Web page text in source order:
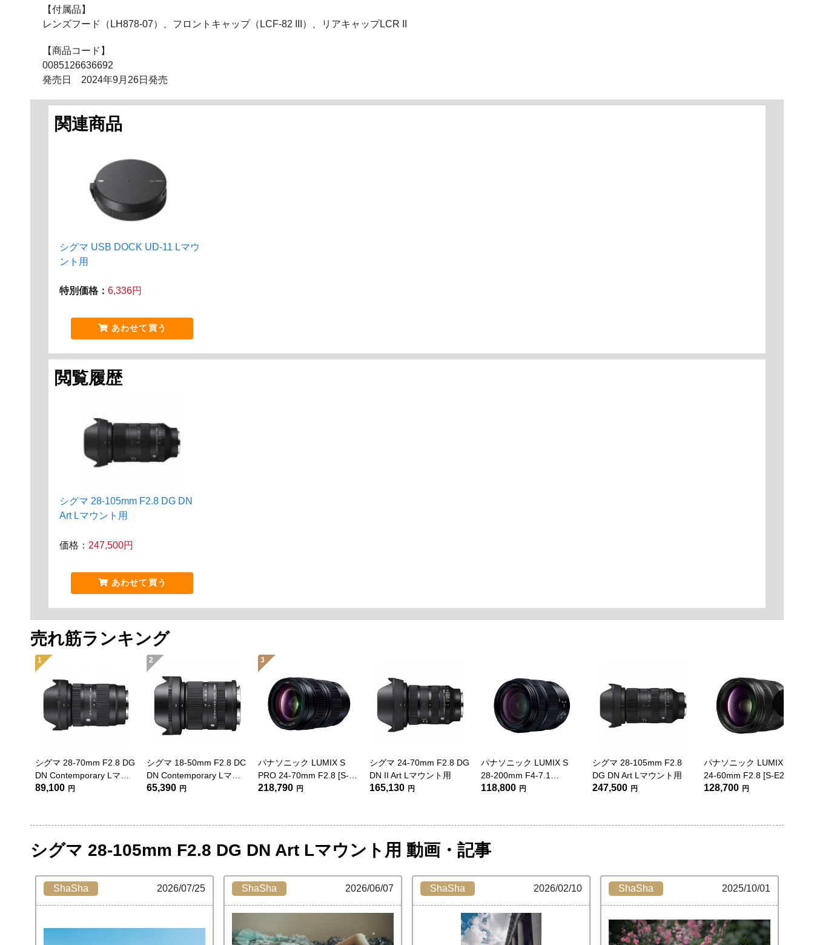
【付属品】
レンズフード（LH878-07）、フロントキャップ（LCF-82 III）、リアキャップLCR II
【商品コード】
0085126636692
発売日 2024年9月26日発売
関連商品
シグマ USB DOCK UD-11 Lマウ
ント用
特別価格： 6,336円
あわせて買う
閲覧履歴
シグマ 28-105mm F2.8 DG DN
Art Lマウント用
価格： 247,500円
あわせて買う
売れ筋ランキング
1
シグマ 28-70mm F2.8 DG
DN Contemporary Lマウ
ント用
89,100 円
2
シグマ 18-50mm F2.8 DC
DN Contemporary Lマウ
ント用
65,390 円
3
パナソニック LUMIX S
PRO 24-70mm F2.8 [S-
E2470]
218,790 円
シグマ 24-70mm F2.8 DG
DN II Art Lマウント用
165,130 円
パナソニック LUMIX S
28-200mm F4-7.1
MACRO O.I.S. [S-R28200]
118,800 円
シグマ 28-105mm F2.8
DG DN Art Lマウント用
247,500 円
パナソニック LUMIX S
24-60mm F2.8 [S-E2460]
128,700 円
シグマ 28-105mm F2.8 DG DN Art Lマウント用 動画・記事
ShaSha 2026/07/25 ShaSha 2026/06/07 ShaSha 2026/02/10 ShaSha 2025/10/01